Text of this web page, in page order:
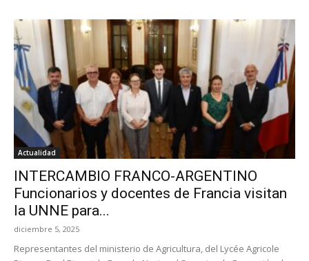
Actualidad
INTERCAMBIO FRANCO-ARGENTINO
Funcionarios y docentes de Francia visitan
la UNNE para...
diciembre 5, 2025
Representantes del ministerio de Agricultura, del Lycée Agricole